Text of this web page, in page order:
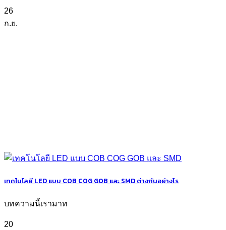
26
ก.ย.
เทคโนโลยี LED แบบ COB COG GOB และ SMD ต่างกันอย่างไร
บทความนี้เรามาท
20